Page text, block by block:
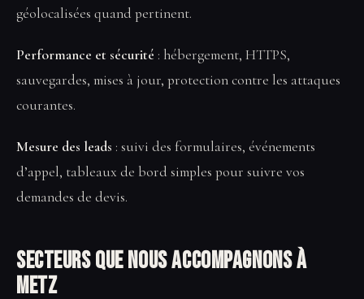
géolocalisées quand pertinent.
Performance et sécurité : hébergement, HTTPS,
sauvegardes, mises à jour, protection contre les attaques
courantes.
Mesure des leads : suivi des formulaires, événements
d’appel, tableaux de bord simples pour suivre vos
demandes de devis.
Secteurs que nous accompagnons à
Metz